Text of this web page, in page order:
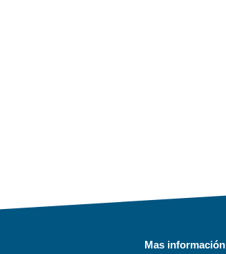
Mas información